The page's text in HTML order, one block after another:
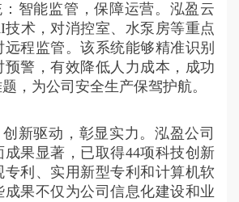
智能监管，保障运营。泓盈云
术，对消控室、水泵房等重点
远程监管。该系统能够精准识别
警，有效降低人力成本，成功
，为公司安全生产保驾护航。
新驱动，彰显实力。泓盈公司
果显著，已取得44项科技创新
专利、实用新型专利和计算机软
果不仅为公司信息化建设和业